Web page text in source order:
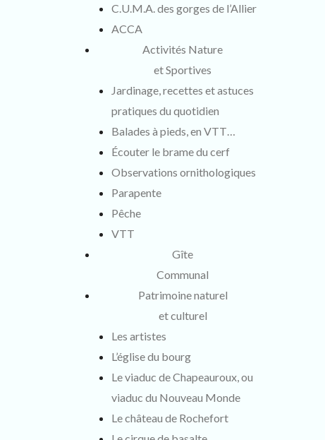
C.U.M.A. des gorges de l’Allier
ACCA
Activités Nature
et Sportives
Jardinage, recettes et astuces
pratiques du quotidien
Balades à pieds, en VTT…
Écouter le brame du cerf
Observations ornithologiques
Parapente
Pêche
VTT
Gîte
Communal
Patrimoine naturel
et culturel
Les artistes
L’église du bourg
Le viaduc de Chapeauroux, ou
viaduc du Nouveau Monde
Le château de Rochefort